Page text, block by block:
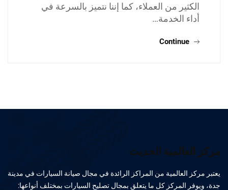
الكثير من العملاء، كما إننا نتميز بالسرعة في
أداء الخدمة…
Continue
مركز العالمية الحديث
يعتبر مركز العالمية من المراكز الرائدة في مجال صيانة السيارات في مدينة
جدة، ويوفر المركز كل ما يتعلق بمجال تصليح السيارات بمختلف أنواعها: